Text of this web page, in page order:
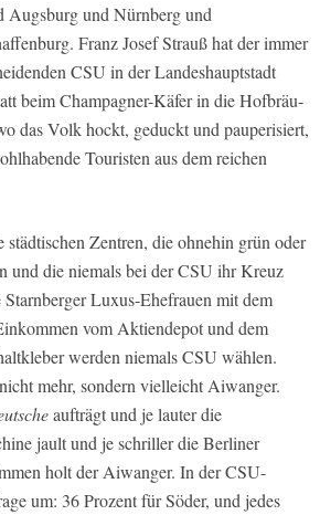
Augsburg und Nürnberg und
Franz Josef Strauß hat der immer
CSU in der Landeshauptstadt
beim Champagner-Käfer in die Hofbräu-
das Volk hockt, geduckt und pauperisiert,
Touristen aus dem reichen
Zentren, die ohnehin grün oder
und die niemals bei der CSU ihr Kreuz
Luxus-Ehefrauen mit dem
vom Aktiendepot und dem
werden niemals CSU wählen.
mehr, sondern vielleicht Aiwanger.
aufträgt und je lauter die
jault und je schriller die Berliner
holt der Aiwanger. In der CSU-
um: 36 Prozent für Söder, und jedes